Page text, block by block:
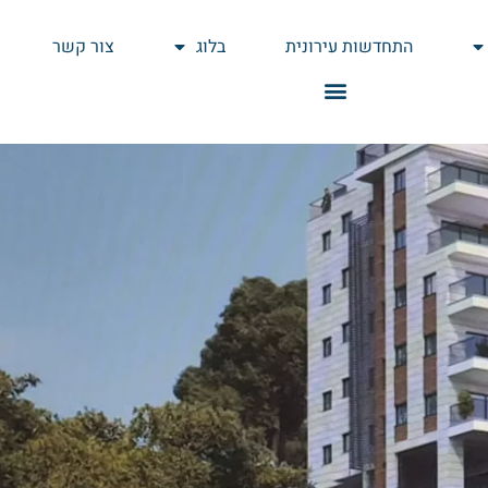
התחדשות עירונית בלוג צור קשר